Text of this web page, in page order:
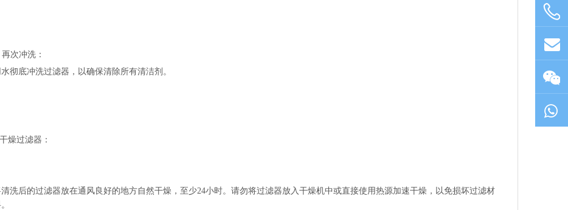
再次冲洗：
水彻底冲洗过滤器，以确保清除所有清洁剂。
燥过滤器：
洗后的过滤器放在通风良好的地方自然干燥，至少24小时。请勿将过滤器放入干燥机中或直接使用热源加速干燥，以免损坏过滤材